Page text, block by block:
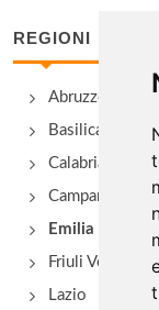
Alle Due Porte
via del
Amerigo
via
frazione
REGIONI
Abruzzo
Basilicata
Calabria
Campania
Emilia Romagna
Friuli Venezia
Lazio